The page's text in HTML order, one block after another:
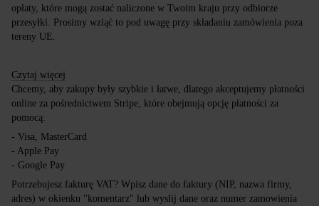
opłaty, które mogą zostać naliczone w Twoim kraju przy odbiorze
przesyłki. Prosimy wziąć to pod uwagę przy składaniu zamówienia poza
tereny UE.
Czytaj więcej
Chcemy, aby zakupy były szybkie i łatwe, dlatego akceptujemy płatności
online za pośrednictwem Stripe, które obejmują opcję płatności za
pomocą:
- Visa, MasterCard
- Apple Pay
- Google Pay
Potrzebujesz fakturę VAT? Wpisz dane do faktury (NIP, nazwa firmy,
adres) w okienku "komentarz" lub wyslij dane oraz numer zamowienia